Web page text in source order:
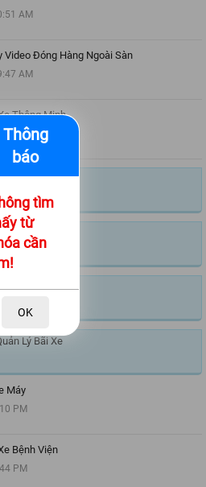
Thông
báo
tìm
từ
cần
OK
AM
Video Đóng Hàng Ngoài Sàn
AM
Thông Minh
AM
Xe Trường Học
Ty
Tự Động
Lý Bãi Xe
Máy
PM
Bệnh Viện
PM